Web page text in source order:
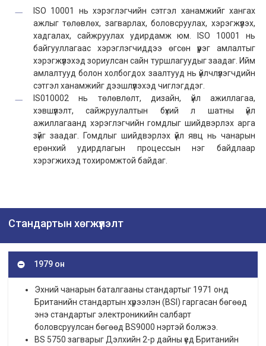
ISO 10001 нь хэрэглэгчийн сэтгэл ханамжийг хангах
ажлыг төлөвлөх, загварлах, боловсруулах, хэрэгжүүлэх,
хадгалах, сайжруулах удирдамж юм. ISO 10001 нь
байгууллагаас хэрэглэгчиддээ өгсөн үүрэг амлалтыг
хэрэгжүүлэхэд зориулсан сайн туршлагуудыг заадаг. Ийм
амлалтууд болон холбогдох заалтууд нь үйлчлүүлэгчдийн
сэтгэл ханамжийг дээшлүүлэхэд чиглэгддэг.
IS010002 нь төлөвлөлт, дизайн, үйл ажиллагаа,
хэвшүүлэлт, сайжруулалтын бүхий л шатны үйл
ажиллагаанд хэрэглэгчийн гомдлыг шийдвэрлэх арга
зүйг заадаг. Гомдлыг шийдвэрлэх үйл явц нь чанарын
ерөнхий удирдлагын процессын нэг байдлаар
хэрэгжихэд тохиромжтой байдаг.
Стандартын хөгжүүлэлт
1979 он
Эхний чанарын баталгааны стандартыг 1971 онд
Британийн стандартын хүрээлэн (BSI) гаргасан бөгөөд
энэ стандартыг электроникийн салбарт
боловсруулсан бөгөөд BS9000 нэртэй болжээ.
BS 5750 загварыг Дэлхийн 2-р дайны үед Британийн